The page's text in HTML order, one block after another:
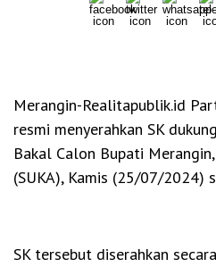
Merangin-Realitapublik.id
resmi menyerahkan SK
Bakal Calon Bupati
(SUKA), Kamis (25/07/2024)
SK tersebut diserahkan